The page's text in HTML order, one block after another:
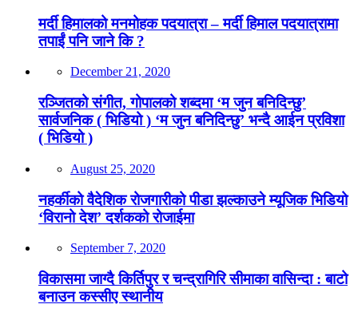
मर्दी हिमालको मनमोहक पदयात्रा – मर्दी हिमाल पदयात्रामा
तपाईं पनि जाने कि ?
December 21, 2020
रञ्जितको संगीत, गोपालको शब्दमा ‘म जुन बनिदिन्छु’
सार्वजनिक ( भिडियो ) ‘म जुन बनिदिन्छु’ भन्दै आईन प्रविशा
( भिडियो )
August 25, 2020
नहर्कीको वैदेशिक रोजगारीको पीडा झल्काउने म्यूजिक भिडियो
‘विरानो देश’ दर्शकको रोजाईमा
September 7, 2020
विकासमा जाग्दै किर्तिपुर र चन्द्रागिरि सीमाका वासिन्दा : बाटो
बनाउन कस्सीए स्थानीय